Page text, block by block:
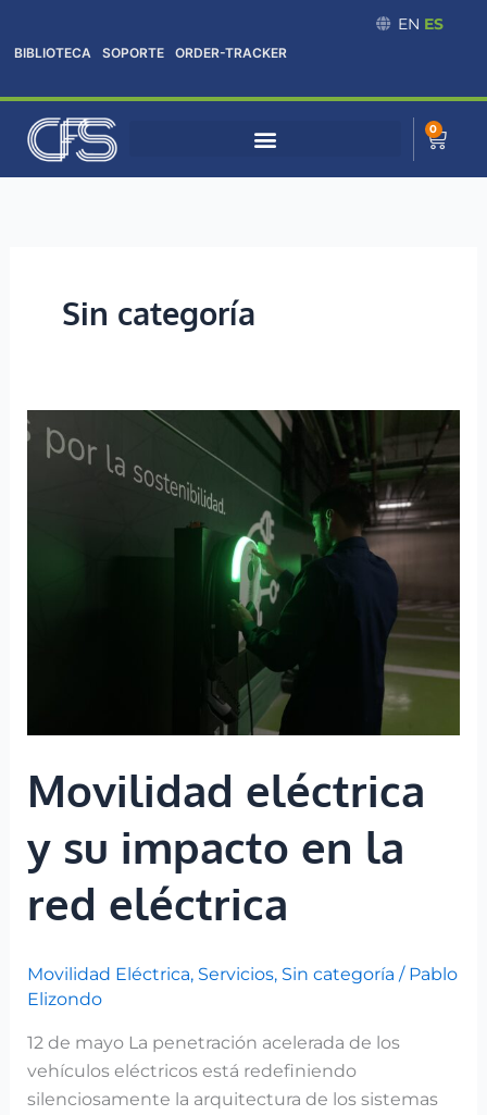
al
contenido
BIBLIOTECA SOPORTE ORDER-TRACKER
EN ES
0
Cart
Sin categoría
Movilidad eléctrica
y su impacto en la
red eléctrica
Movilidad Eléctrica, Servicios, Sin categoría / Pablo
Elizondo
12 de mayo La penetración acelerada de los
vehículos eléctricos está redefiniendo
silenciosamente la arquitectura de los sistemas
Movilidad
eléctrica